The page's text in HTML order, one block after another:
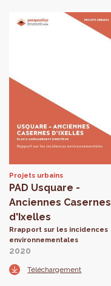
Projets urbains
PAD Usquare -
Anciennes Casernes
d'Ixelles
Rrapport sur les incidences
environnementales
2020
Téléchargement